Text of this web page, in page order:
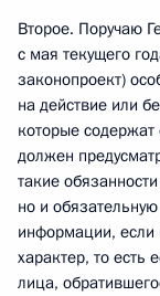
Второе. Поручаю
с мая текущего
законопроект)
на действие или
которые
должен
такие
но и
информации, если
характер, то есть
лица,